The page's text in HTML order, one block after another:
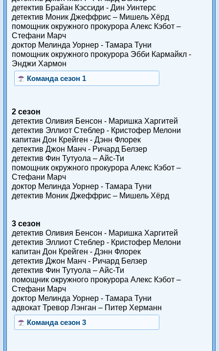
детектив Брайан Кэссиди - Дин Уинтерс
детектив Моник Джеффрис – Мишель Хёрд
помощник окружного прокурора Алекс Кэбот –
Стефани Марч
доктор Мелинда Уорнер - Тамара Туни
помощник окружного прокурора Эбби Кармайкл -
Энджи Хармон
Команда сезон 1
2 сезон
детектив Оливия Бенсон - Маришка Харгитей
детектив Эллиот Стеблер - Кристофер Мелони
капитан Дон Крейген - Дэнн Флорек
детектив Джон Манч - Ричард Белзер
детектив Фин Тутуола – Айс-Ти
помощник окружного прокурора Алекс Кэбот –
Стефани Марч
доктор Мелинда Уорнер - Тамара Туни
детектив Моник Джеффрис – Мишель Хёрд
3 сезон
детектив Оливия Бенсон - Маришка Харгитей
детектив Эллиот Стеблер - Кристофер Мелони
капитан Дон Крейген - Дэнн Флорек
детектив Джон Манч - Ричард Белзер
детектив Фин Тутуола – Айс-Ти
помощник окружного прокурора Алекс Кэбот –
Стефани Марч
доктор Мелинда Уорнер - Тамара Туни
адвокат Тревор Лэнган – Питер Херманн
Команда сезон 3